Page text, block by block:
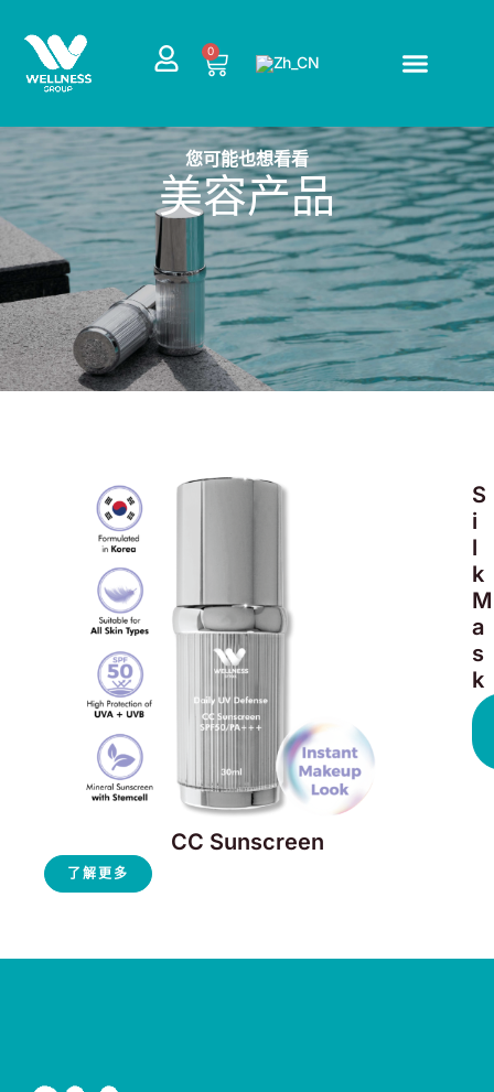
0
Cart
您可能也想看看
美容产品
CC Sunscreen
了解更多
S
i
l
k
M
a
s
k